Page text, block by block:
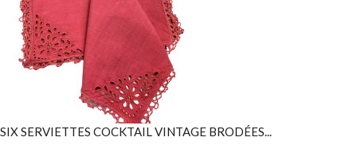
SIX SERVIETTES COCKTAIL VINTAGE BRODÉES...